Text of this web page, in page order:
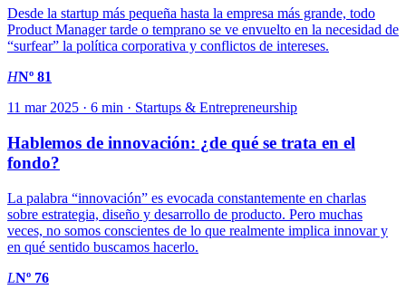
Desde la startup más pequeña hasta la empresa más grande, todo
Product Manager tarde o temprano se ve envuelto en la necesidad de
“surfear” la política corporativa y conflictos de intereses.
HNº 81
11 mar 2025 · 6 min · Startups & Entrepreneurship
Hablemos de innovación: ¿de qué se trata en el
fondo?
La palabra “innovación” es evocada constantemente en charlas
sobre estrategia, diseño y desarrollo de producto. Pero muchas
veces, no somos conscientes de lo que realmente implica innovar y
en qué sentido buscamos hacerlo.
LNº 76